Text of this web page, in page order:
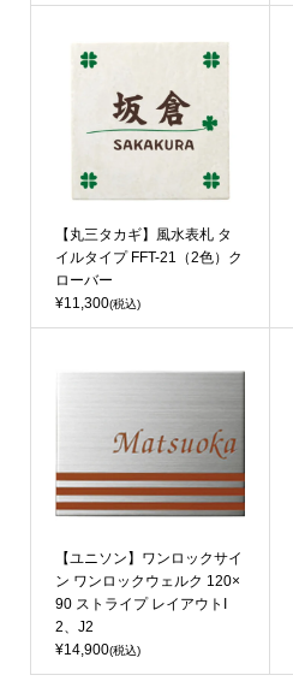
【丸三タカギ】風水表札 タ
イルタイプ FFT-21（2色）ク
ローバー
¥11,300(税込)
【ユニソン】ワンロックサイ
ン ワンロックウェルク 120×
90 ストライプ レイアウトI
2、J2
¥14,900(税込)